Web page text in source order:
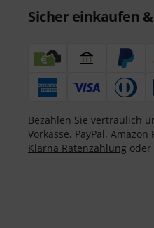
Sicher einkaufen
Bezahlen Sie vertraulich
Vorkasse, PayPal, Amazon
Klarna Ratenzahlung oder